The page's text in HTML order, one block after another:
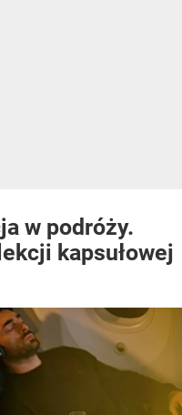
w podróży.
kapsułowej